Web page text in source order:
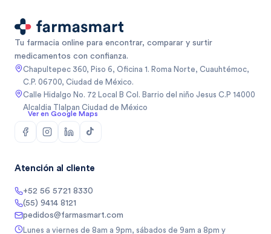
Tu farmacia online para encontrar, comparar y surtir
medicamentos con confianza.
Chapultepec 360, Piso 6, Oficina 1. Roma Norte, Cuauhtémoc,
C.P. 06700, Ciudad de México.
Calle Hidalgo No. 72 Local B Col. Barrio del niño Jesus C.P 14000
Alcaldia Tlalpan Ciudad de México
Ver en Google Maps
Atención al cliente
+52 56 5721 8330
(55) 9414 8121
pedidos@farmasmart.com
Lunes a viernes de 8am a 9pm, sábados de 9am a 8pm y